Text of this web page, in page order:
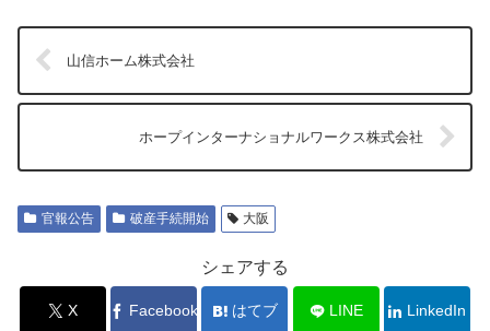
山信ホーム株式会社
ホープインターナショナルワークス株式会社
官報公告 破産手続開始 大阪
シェアする
X Facebook はてブ LINE LinkedIn